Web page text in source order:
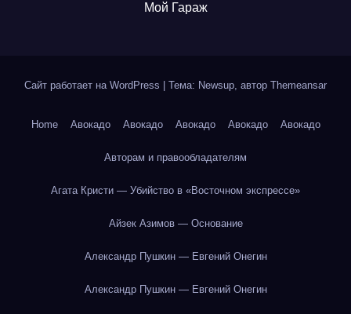
Мой Гараж
Сайт работает на WordPress Тема: Newsup, автор Themeansar
Home Авокадо Авокадо Авокадо Авокадо Авокадо
Авторам и правообладателям
Агата Кристи — Убийство в «Восточном экспрессе»
Айзек Азимов — Основание
Александр Пушкин — Евгений Онегин
Александр Пушкин — Евгений Онегин